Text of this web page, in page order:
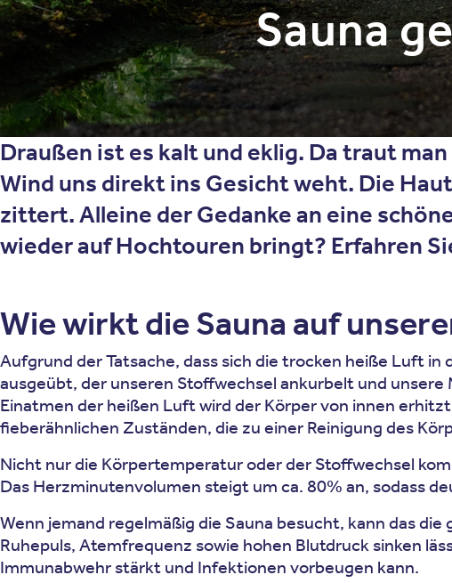
Sauna
Draußen ist es kalt und eklig. Da traut
Wind uns direkt ins Gesicht weht. Die
zittert. Alleine der Gedanke an eine
wieder auf Hochtouren bringt? Erfahren
Wie wirkt die Sauna auf
Aufgrund der Tatsache, dass sich die trocken heiße Luft
ausgeübt, der unseren Stoffwechsel ankurbelt und
Einatmen der heißen Luft wird der Körper von innen
fieberähnlichen Zuständen, die zu einer Reinigung des
Nicht nur die Körpertemperatur oder der Stoffwechsel
Das Herzminutenvolumen steigt um ca. 80% an, sodass
Wenn jemand regelmäßig die Sauna besucht, kann das
Ruhepuls, Atemfrequenz sowie hohen Blutdruck sinken
Immunabwehr stärkt und Infektionen vorbeugen kann.